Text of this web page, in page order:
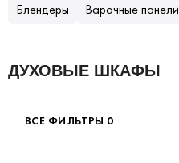
Блендеры Варочные панели
ДУХОВЫЕ ШКАФЫ
ВСЕ ФИЛЬТРЫ 0